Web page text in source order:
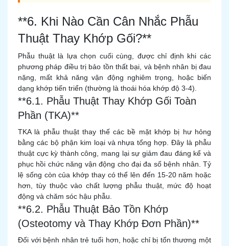
**6. Khi Nào Cần Cân Nhắc Phẫu
Thuật Thay Khớp Gối?**
Phẫu thuật là lựa chọn cuối cùng, được chỉ định khi các
phương pháp điều trị bảo tồn thất bại, và bệnh nhân bị đau
nặng, mất khả năng vận động nghiêm trọng, hoặc biến
dạng khớp tiến triển (thường là thoái hóa khớp độ 3-4).
**6.1. Phẫu Thuật Thay Khớp Gối Toàn
Phần (TKA)**
TKA là phẫu thuật thay thế các bề mặt khớp bị hư hỏng
bằng các bộ phận kim loại và nhựa tổng hợp. Đây là phẫu
thuật cực kỳ thành công, mang lại sự giảm đau đáng kể và
phục hồi chức năng vận động cho đại đa số bệnh nhân. Tỷ
lệ sống còn của khớp thay có thể lên đến 15-20 năm hoặc
hơn, tùy thuộc vào chất lượng phẫu thuật, mức độ hoạt
động và chăm sóc hậu phẫu.
**6.2. Phẫu Thuật Bảo Tồn Khớp
(Osteotomy và Thay Khớp Đơn Phần)**
Đối với bệnh nhân trẻ tuổi hơn, hoặc chỉ bị tổn thương một